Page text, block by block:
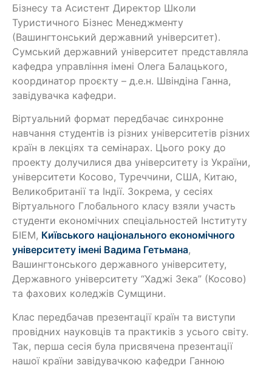
Бізнесу та Асистент Директор Школи
Туристичного Бізнес Менеджменту
(Вашингтонський державний університет).
Сумський державний університет представляла
кафедра управління імені Олега Балацького,
координатор проєкту – д.е.н. Швіндіна Ганна,
завідувачка кафедри.
Віртуальний формат передбачає синхронне
навчання студентів із різних університетів різних
країн в лекціях та семінарах. Цього року до
проекту долучилися два університету із України,
університети Косово, Туреччини, США, Китаю,
Великобританії та Індії. Зокрема, у сесіях
Віртуального Глобального класу взяли участь
студенти економічних спеціальностей Інституту
БІЕМ, Київського національного економічного
університету імені Вадима Гетьмана,
Вашингтонського державного університету,
Державного університету “Хаджі Зека” (Косово)
та фахових коледжів Сумщини.
Клас передбачав презентації країн та виступи
провідних науковців та практиків з усього світу.
Так, перша сесія була присвячена презентації
нашої країни завідувачкою кафедри Ганною